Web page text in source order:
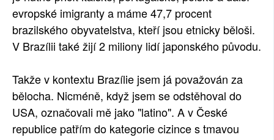
evropské imigranty a máme 47,7 procent
brazilského obyvatelstva, kteří jsou etnicky běloši.
V Brazílii také žijí 2 miliony lidí japonského původu.
Takže v kontextu Brazílie jsem já považován za
bělocha. Nicméně, když jsem se odstěhoval do
USA, označovali mě jako "latino". A v České
republice patřím do kategorie cizince s tmavou